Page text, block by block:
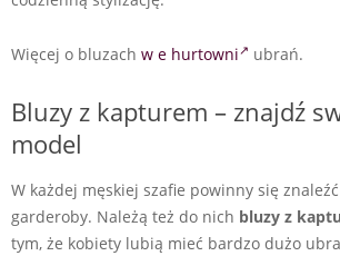
Więcej o bluzach w e hurtowni ubrań.
Bluzy z kapturem – znajdź
model
W każdej męskiej szafie powinny się
garderoby. Należą też do nich bluzy z
tym, że kobiety lubią mieć bardzo dużo